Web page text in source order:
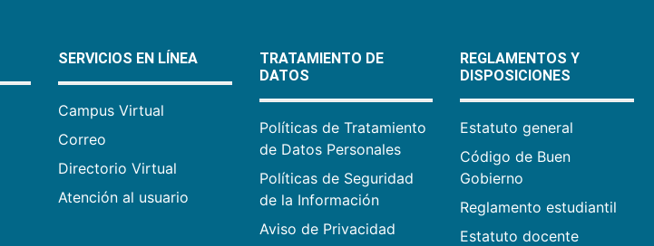
SERVICIOS EN LÍNEA
Campus Virtual
Correo
Directorio Virtual
Atención al usuario
TRATAMIENTO DE
DATOS
Políticas de Tratamiento
de Datos Personales
Políticas de Seguridad
de la Información
Aviso de Privacidad
REGLAMENTOS Y
DISPOSICIONES
Estatuto general
Código de Buen
Gobierno
Reglamento estudiantil
Estatuto docente